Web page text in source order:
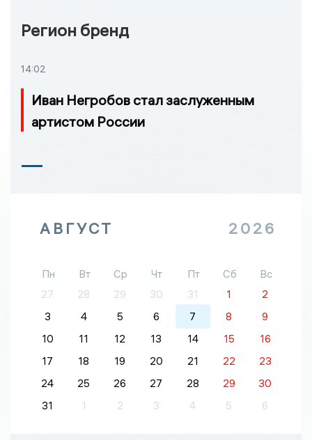
Регион бренд
14:02
Иван Негробов стал заслуженным
артистом России
АВГУСТ 2026
Пн Вт Ср Чт Пт Сб
Вс
27
28 29 30 31 1
2
3
4 5 6 7 8
9
10
11 12 13 14 15
16
17
18 19 20 21 22
23
24
25 26 27 28 29
30
31
1 2 3 4 5 6